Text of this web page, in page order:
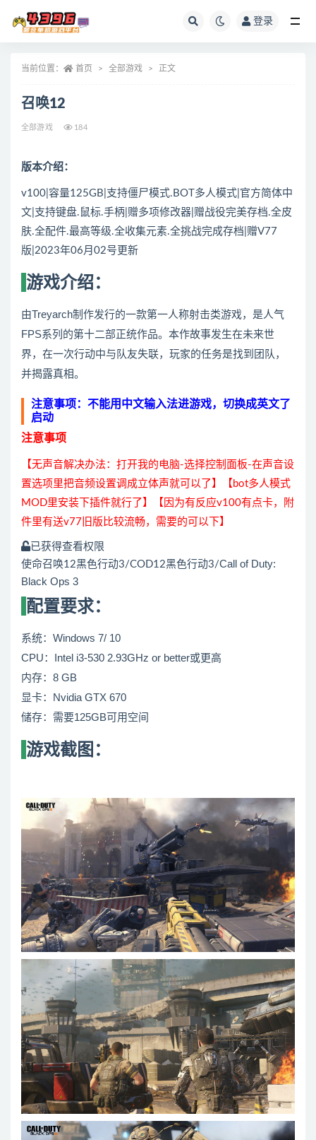
登录
当前位置： 首页 全部游戏 正文
召唤12
全部游戏 184
版本介绍：
v100|容量125GB|支持僵尸模式.BOT多人模式|官方简体中
文|支持键盘.鼠标.手柄|赠多项修改器|赠战役完美存档.全皮
肤.全配件.最高等级.全收集元素.全挑战完成存档|赠V77
版|2023年06月02号更新
游戏介绍：
由Treyarch制作发行的一款第一人称射击类游戏，是人气
FPS系列的第十二部正统作品。本作故事发生在未来世
界，在一次行动中与队友失联，玩家的任务是找到团队，
并揭露真相。
注意事项：不能用中文输入法进游戏，切换成英文了
启动
注意事项
【无声音解决办法：打开我的电脑-选择控制面板-在声音设
置选项里把音频设置调成立体声就可以了】【bot多人模式
MOD里安装下插件就行了】【因为有反应v100有点卡，附
件里有送v77旧版比较流畅，需要的可以下】
已获得查看权限
使命召唤12黑色行动3/COD12黑色行动3/Call of Duty:
Black Ops 3
配置要求：
系统：Windows 7/ 10
CPU：Intel i3-530 2.93GHz or better或更高
内存：8 GB
显卡：Nvidia GTX 670
储存：需要125GB可用空间
游戏截图：